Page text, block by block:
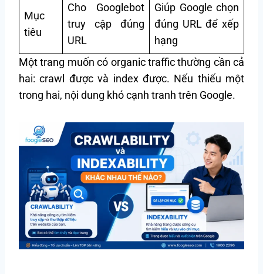
Mục
tiêu
Cho Googlebot
truy cập đúng
URL
Giúp Google chọn
đúng URL để xếp
hạng
Một trang muốn có organic traffic thường cần cả
hai: crawl được và index được. Nếu thiếu một
trong hai, nội dung khó cạnh tranh trên Google.